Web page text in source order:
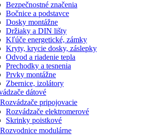
Bezpečnostné značenia
Bočnice a podstavce
Dosky montážne
Držiaky a DIN lišty
Kľúče energetické, zámky
Kryty, krycie dosky, záslepky
Odvod a riadenie tepla
Prechodky a tesnenia
Prvky montážne
Zbernice, izolátory
dátové
Rozvádzače pripojovacie
Rozvádzače elektromerové
Skrinky poistkové
Rozvodnice modulárne